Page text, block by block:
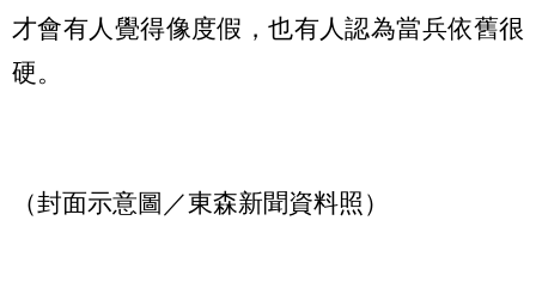
才會有人覺得像度假，也有人認為當兵依舊很
硬。
（封面示意圖／東森新聞資料照）